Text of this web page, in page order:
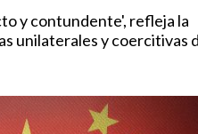
y contundente', refleja la
unilaterales y coercitivas